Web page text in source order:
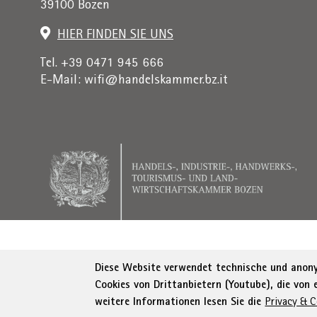
39100 Bozen
HIER FINDEN SIE UNS
Tel. +39 0471 945 666
E-Mail: wifi@handelskammer.bz.it
© WIFI Impressum Privacy AGB
Diese Website verwendet technische und
Cookies von Drittanbietern (Youtube), die von
weitere Informationen lesen Sie die Privacy &